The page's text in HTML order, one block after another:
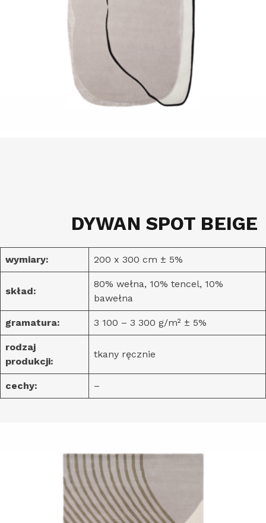
DYWAN SPOT BEIGE
wymiary: 200 x 300 cm ± 5%
skład:
80% wełna, 10% tencel, 10%
bawełna
gramatura: 3 100 – 3 300 g/m² ± 5%
rodzaj
produkcji:
tkany ręcznie
cechy: –